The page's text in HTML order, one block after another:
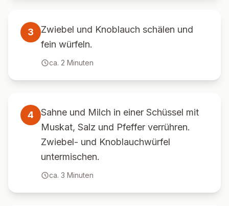
3
Zwiebel und Knoblauch schälen und
fein würfeln.
ca. 2 Minuten
4
Sahne und Milch in einer Schüssel mit
Muskat, Salz und Pfeffer verrühren.
Zwiebel- und Knoblauchwürfel
untermischen.
ca. 3 Minuten